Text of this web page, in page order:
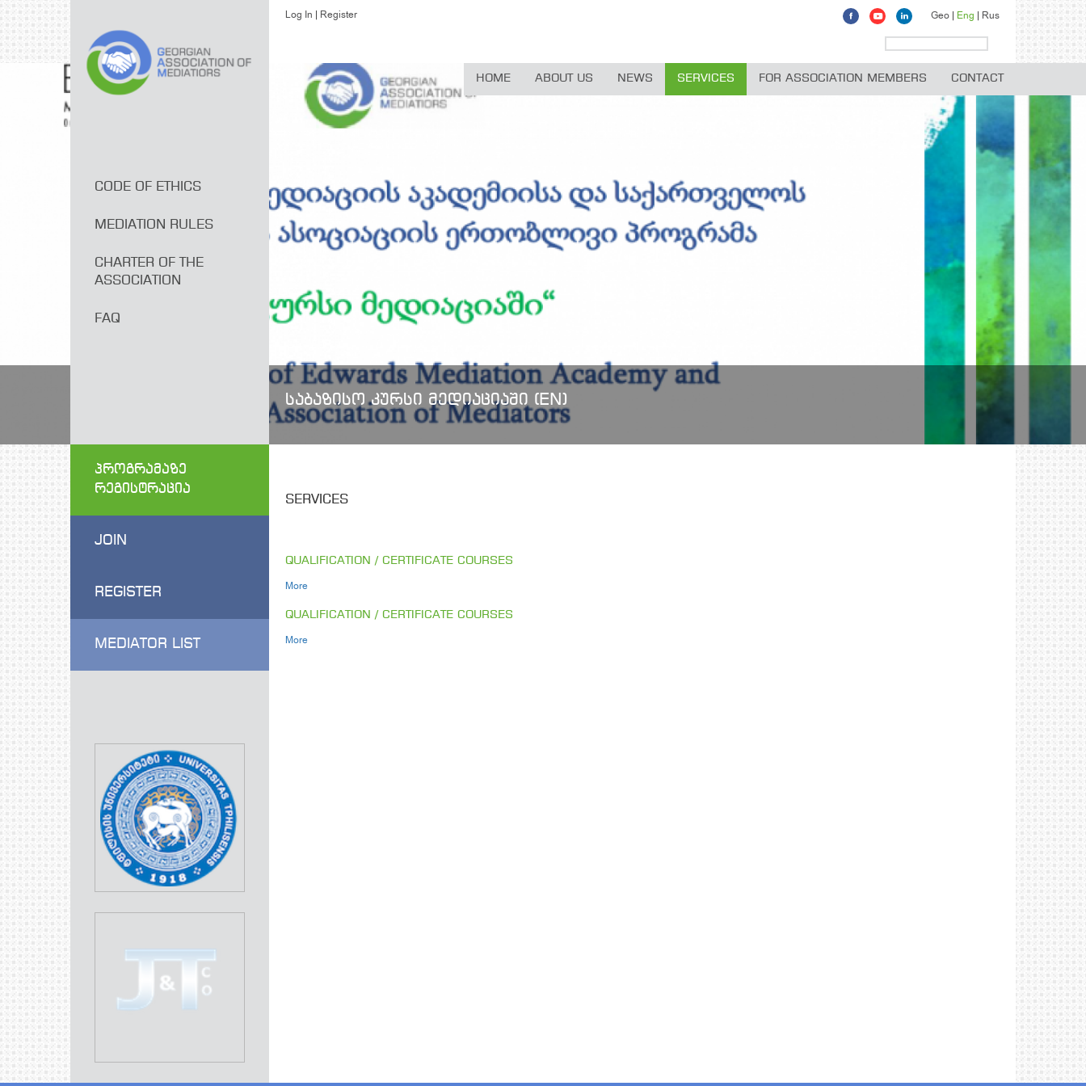
CODE OF ETHICS
MEDIATION RULES
CHARTER OF THE
ASSOCIATION
FAQ
Log In Register Geo Eng Rus
HOME ABOUT US NEWS SERVICES FOR ASSOCIATION MEMBERS CONTACT
ᲡᲐᲑᲐᲖᲘᲡᲝ ᲙᲣᲠᲡᲘ ᲛᲔᲓᲘᲐᲪᲘᲐᲨᲘ (EN)
ᲞᲠᲝᲒᲠᲐᲛᲐᲖᲔ
ᲠᲔᲒᲘᲡᲢᲠᲐᲪᲘᲐ
JOIN
REGISTER
MEDIATOR LIST
SERVICES
QUALIFICATION / CERTIFICATE COURSES
More
QUALIFICATION / CERTIFICATE COURSES
More